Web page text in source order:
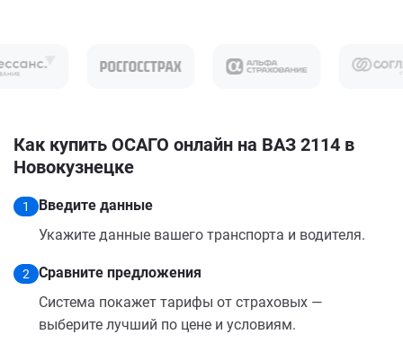
Как купить ОСАГО онлайн на ВАЗ 2114 в
Новокузнецке
1
Введите данные
Укажите данные вашего транспорта и водителя.
2
Сравните предложения
Система покажет тарифы от страховых —
выберите лучший по цене и условиям.